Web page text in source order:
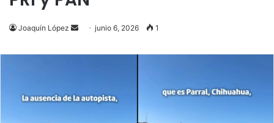
Joaquín López
Send
email
junio 6, 2026 1